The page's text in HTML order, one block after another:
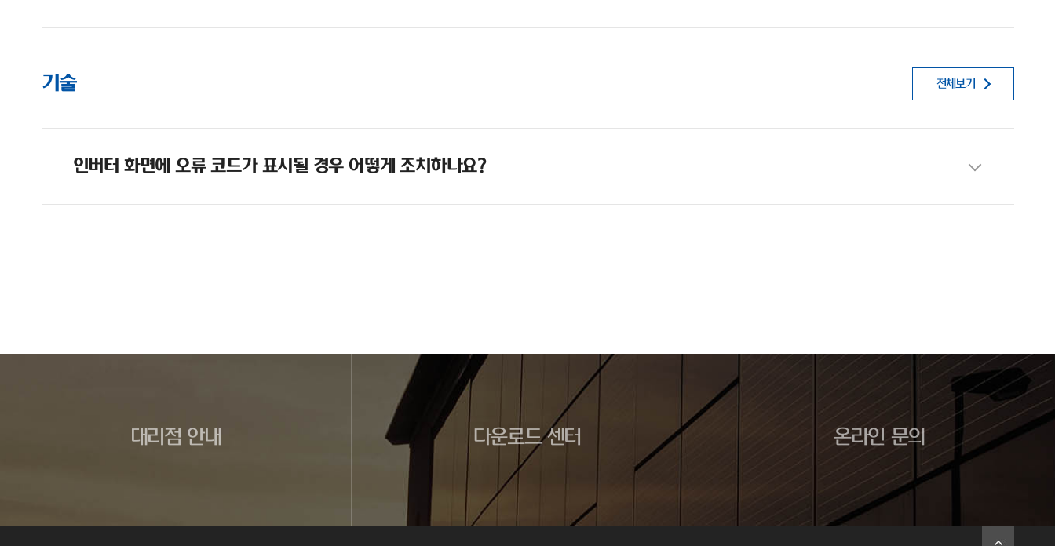
기술 전체보기
인버터 화면에 오류 코드가 표시될 경우 어떻게 조치하나요?
대리점 안내 다운로드 센터 온라인 문의